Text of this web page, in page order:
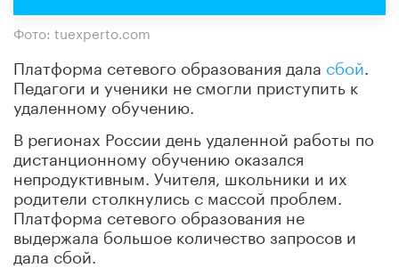
Фото: tuexperto.com
Платформа сетевого образования дала сбой
Педагоги и ученики не смогли приступить к
удаленному обучению.
В регионах России день удаленной работы по
дистанционному обучению оказался
непродуктивным. Учителя, школьники и их
родители столкнулись с массой проблем.
Платформа сетевого образования не
выдержала большое количество запросов и
дала сбой.